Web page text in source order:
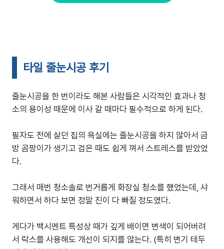
타일 줄눈시공 후기
줄눈시공을 한 번이라도 해본 사람들은 시각적인 효과나 청
소의 용이성 때문에 이사 갈 때마다 필수적으로 하게 된다.
필자도 전에 살던 집의 욕실에는 줄눈시공을 하지 않아서 금
방 곰팡이가 생기고 검은 때도 쉽게 껴서 스트레스를 받았었
다.
그래서 매번 청소솔로 번거롭게 화장실 청소를 했었는데, 샤
워하면서 하다 보면 정말 진이 다 빠질 정도였다.
게다가 백시멘트 특성상 때가 깊게 배이면 변색이 되어버려
서 락스를 사용해도 개선이 되지를 않는다. (특히 변기 테두